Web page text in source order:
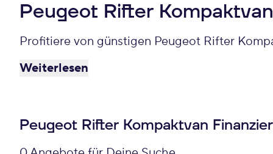
Peugeot Rifter
Profitiere von günstigen Peugeot Rifter
Weiterlesen
Peugeot Rifter Kompaktvan